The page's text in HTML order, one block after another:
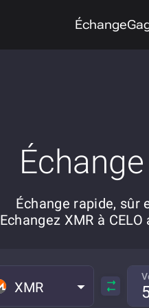
Échange
Échange rapide, sûr
Echangez XMR à
XMR